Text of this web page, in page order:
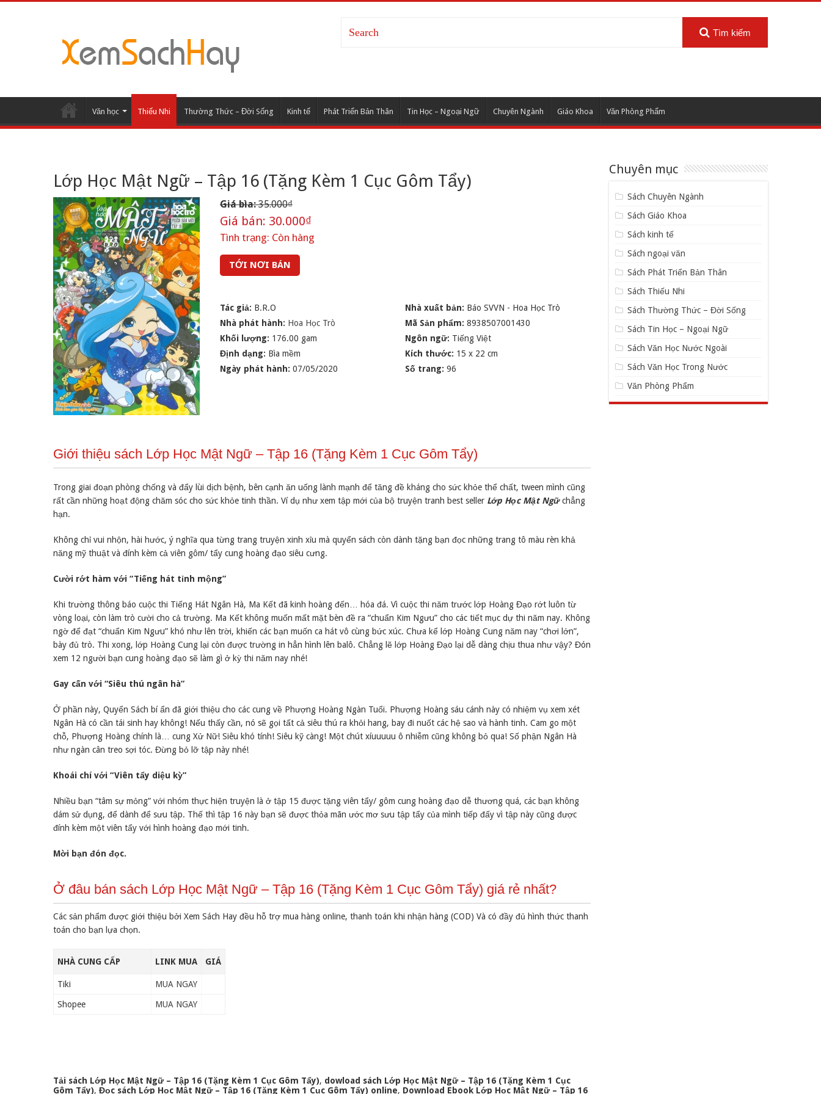
Tìm kiếm
Văn học Thiếu Nhi Thường Thức – Đời Sống Kinh tế Phát Triển Bản Thân Tin Học – Ngoại Ngữ Chuyên Ngành Giáo Khoa Văn Phòng Phẩm
Lớp Học Mật Ngữ – Tập 16 (Tặng Kèm 1 Cục Gôm Tẩy)
Giá bìa:35.000₫
Giá bán: 30.000₫
Tình trạng: Còn hàng
TỚI NƠI BÁN
Tác giả: B.R.O Nhà xuất bản: Báo SVVN - Hoa Học Trò
Nhà phát hành: Hoa Học Trò Mã Sản phẩm:8938507001430
Khối lượng: 176.00 gam Ngôn ngữ: Tiếng Việt
Định dạng: Bìa mềm Kích thước: 15 x 22 cm
Ngày phát hành: 07/05/2020 Số trang:96
Giới thiệu sách Lớp Học Mật Ngữ – Tập 16 (Tặng Kèm 1 Cục Gôm Tẩy)
Trong giai đoạn phòng chống và đẩy lùi dịch bệnh, bên cạnh ăn uống lành mạnh để tăng đề kháng cho sức khỏe thể chất, tween mình cũng
rất cần những hoạt động chăm sóc cho sức khỏe tinh thần. Ví dụ như xem tập mới của bộ truyện tranh best seller Lớp Học Mật Ngữchẳng
hạn.
Không chỉ vui nhộn, hài hước, ý nghĩa qua từng trang truyện xinh xỉu mà quyển sách còn dành tặng bạn đọc những trang tô màu rèn khả
năng mỹ thuật và đính kèm cả viên gôm/ tẩy cung hoàng đạo siêu cưng.
Cười rớt hàm với “Tiếng hát tỉnh mộng”
Khi trường thông báo cuộc thi Tiếng Hát Ngân Hà, Ma Kết đã kinh hoàng đến… hóa đá. Vì cuộc thi năm trước lớp Hoàng Đạo rớt luôn từ
vòng loại, còn làm trò cười cho cả trường. Ma Kết không muốn mất mặt bèn đề ra “chuẩn Kim Ngưu” cho các tiết mục dự thi năm nay. Không
ngờ để đạt “chuẩn Kim Ngưu” khó như lên trời, khiến các bạn muốn ca hát vô cùng bức xúc. Chưa kể lớp Hoàng Cung năm nay “chơi lớn”,
bày đủ trò. Thi xong, lớp Hoàng Cung lại còn được trường in hẳn hình lên balô. Chẳng lẽ lớp Hoàng Đạo lại dễ dàng chịu thua như vậy? Đón
xem 12 người bạn cung hoàng đạo sẽ làm gì ở kỳ thi năm nay nhé!
Gay cấn với “Siêu thú ngân hà”
Ở phần này, Quyển Sách bí ẩn đã giới thiệu cho các cung về Phượng Hoàng Ngàn Tuổi. Phượng Hoàng sáu cánh này có nhiệm vụ xem xét
Ngân Hà có cần tái sinh hay không! Nếu thấy cần, nó sẽ gọi tất cả siêu thú ra khỏi hang, bay đi nuốt các hệ sao và hành tinh. Cam go một
chỗ, Phượng Hoàng chính là… cung Xử Nữ! Siêu khó tính! Siêu kỹ càng! Một chút xíuuuuu ô nhiễm cũng không bỏ qua! Số phận Ngân Hà
như ngàn cân treo sợi tóc. Đừng bỏ lỡ tập này nhé!
Khoái chí với “Viên tẩy diệu kỳ”
Nhiều bạn “tâm sự mỏng” với nhóm thực hiện truyện là ở tập 15 được tặng viên tẩy/ gôm cung hoàng đạo dễ thương quá, các bạn không
dám sử dụng, để dành để sưu tập. Thế thì tập 16 này bạn sẽ được thỏa mãn ước mơ sưu tập tẩy của mình tiếp đấy vì tập này cũng được
đính kèm một viên tẩy với hình hoàng đạo mới tinh.
Mời bạn đón đọc.
Ở đâu bán sách Lớp Học Mật Ngữ – Tập 16 (Tặng Kèm 1 Cục Gôm Tẩy) giá rẻ nhất?
Các sản phẩm được giới thiệu bởi Xem Sách Hay đều hỗ trợ mua hàng online, thanh toán khi nhận hàng (COD) Và có đầy đủ hình thức thanh
toán cho bạn lựa chọn.
NHÀ CUNG CẤP LINK MUA GIÁ
Tiki MUA NGAY
Shopee MUA NGAY
Tải sách Lớp Học Mật Ngữ – Tập 16 (Tặng Kèm 1 Cục Gôm Tẩy), dowload sách Lớp Học Mật Ngữ – Tập 16 (Tặng Kèm 1 Cục
Gôm Tẩy), Đọc sách Lớp Học Mật Ngữ – Tập 16 (Tặng Kèm 1 Cục Gôm Tẩy) online, Download Ebook Lớp Học Mật Ngữ – Tập 16
Chuyên mục
Sách Chuyên Ngành
Sách Giáo Khoa
Sách kinh tế
Sách ngoại văn
Sách Phát Triển Bản Thân
Sách Thiếu Nhi
Sách Thường Thức – Đời Sống
Sách Tin Học – Ngoại Ngữ
Sách Văn Học Nước Ngoài
Sách Văn Học Trong Nước
Văn Phòng Phẩm